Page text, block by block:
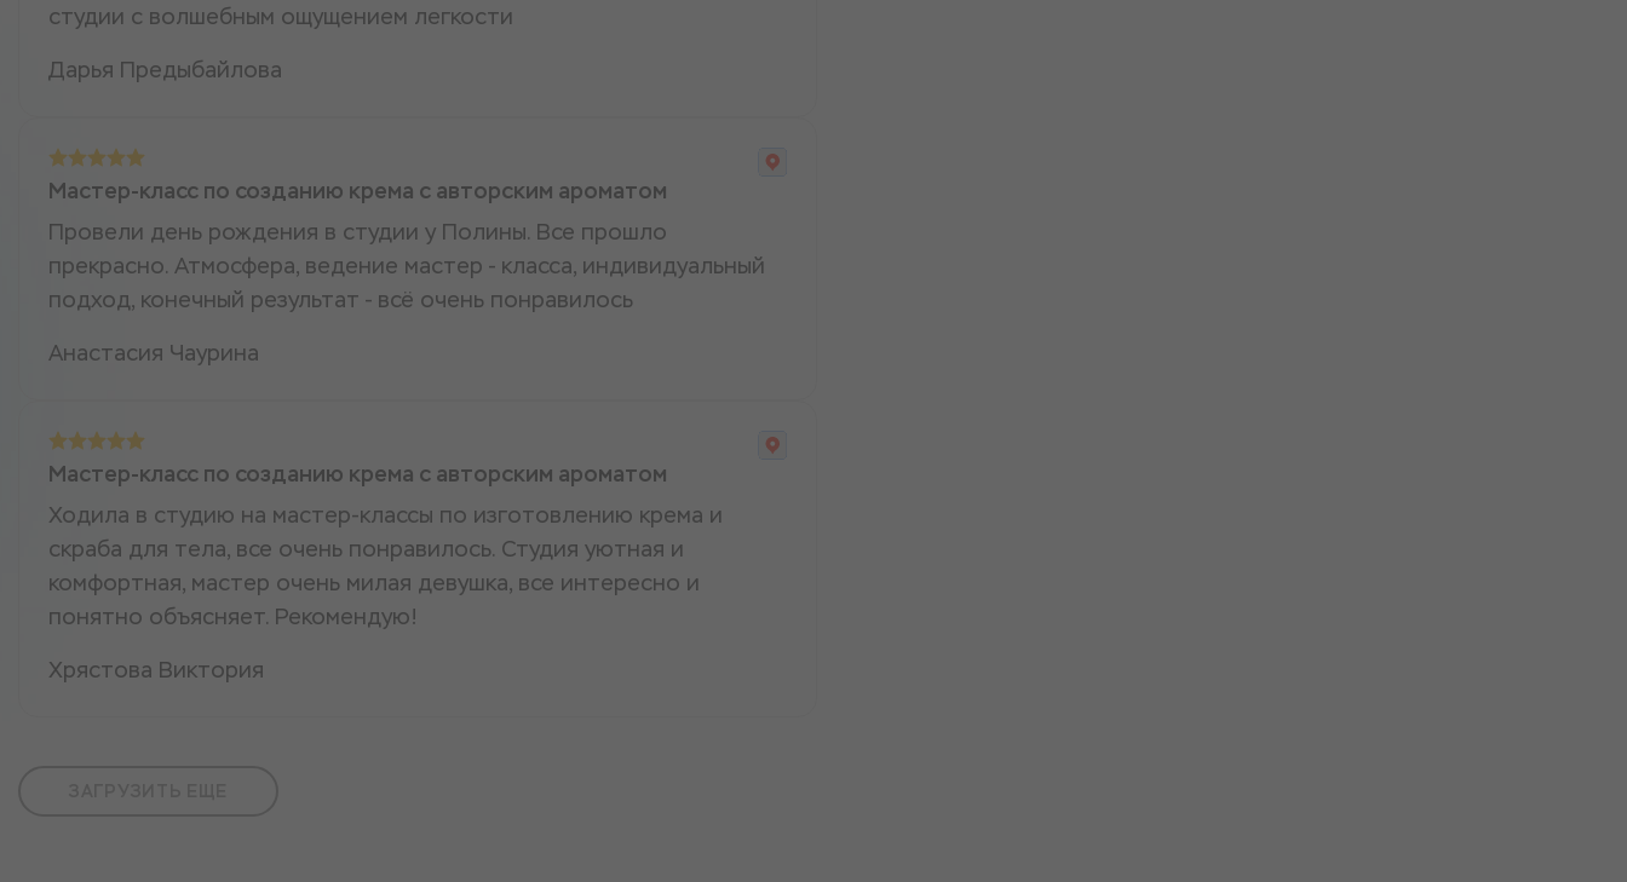
студии с волшебным ощущением легкости
Дарья Предыбайлова
Мастер-класс по созданию крема с авторским ароматом
Провели день рождения в студии у Полины. Все прошло
прекрасно. Атмосфера, ведение мастер - класса, индивидуальный
подход, конечный результат - всё очень понравилось
Анастасия Чаурина
Мастер-класс по созданию крема с авторским ароматом
Ходила в студию на мастер-классы по изготовлению крема и
скраба для тела, все очень понравилось. Студия уютная и
комфортная, мастер очень милая девушка, все интересно и
понятно объясняет. Рекомендую!
Хрястова Виктория